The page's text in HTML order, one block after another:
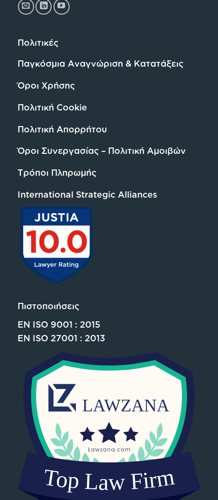
Πολιτικές
Παγκόσμια Αναγνώριση & Κατατάξεις
Όροι Χρήσης
Πολιτική Cookie
Πολιτική Απορρήτου
Όροι Συνεργασίας – Πολιτική Αμοιβών
Τρόποι Πληρωμής
International Strategic Alliances
Πιστοποιήσεις
EN ISO 9001 : 2015
EN ISO 27001 : 2013